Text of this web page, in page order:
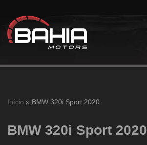
Pular
para
Início » BMW 320i Sport 2020
BMW 320i Sport 2020